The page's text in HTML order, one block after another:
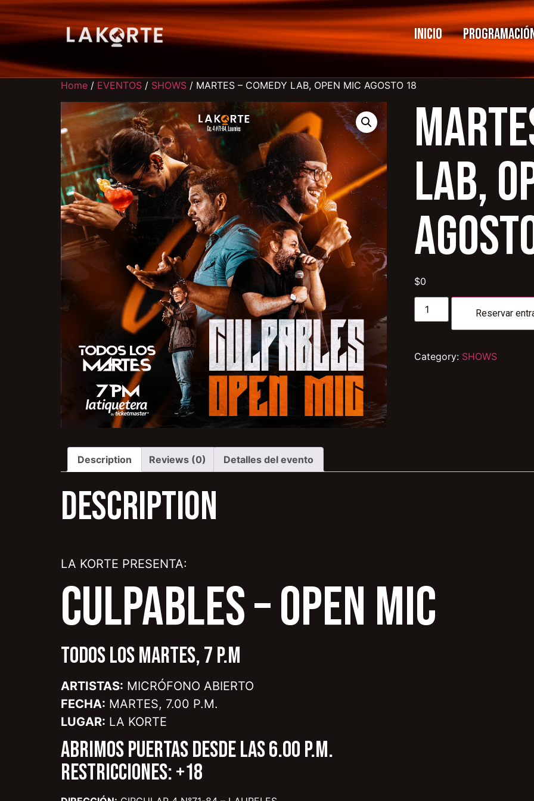
Inicio
Home / EVENTOS / SHOWS / MARTES – COMEDY LAB, OPEN MIC AGOSTO 18
LAB,
$0
Reservar
Category: SHOWS
Description Reviews (0) Detalles del evento
Description
LA KORTE PRESENTA:
CULPABLES – OPEN MIC
TODOS LOS MARTES, 7 P.M
ARTISTAS: MICRÓFONO ABIERTO
FECHA: MARTES, 7.00 P.M.
LUGAR: LA KORTE
ABRIMOS PUERTAS DESDE LAS 6.00 P.M.
RESTRICCIONES: +18